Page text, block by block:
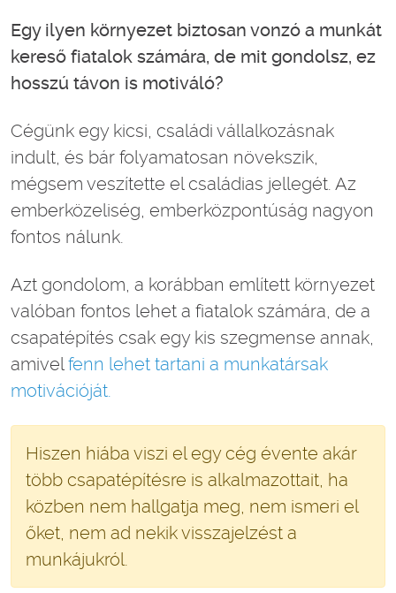
Egy ilyen környezet biztosan vonzó a munkát
kereső fiatalok számára, de mit gondolsz, ez
hosszú távon is motiváló?
Cégünk egy kicsi, családi vállalkozásnak
indult, és bár folyamatosan növekszik,
mégsem veszítette el családias jellegét. Az
emberközeliség, emberközpontúság nagyon
fontos nálunk.
Azt gondolom, a korábban említett környezet
valóban fontos lehet a fiatalok számára, de a
csapatépítés csak egy kis szegmense annak,
amivelfenn lehet tartani a munkatársak
motivációját.
Hiszen hiába viszi el egy cég évente akár
több csapatépítésre is alkalmazottait, ha
közben nem hallgatja meg, nem ismeri el
őket, nem ad nekik visszajelzést a
munkájukról.